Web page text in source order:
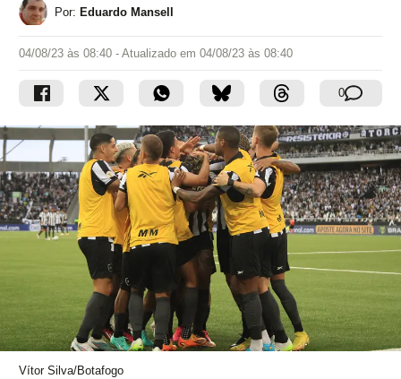
Por: Eduardo Mansell
04/08/23 às 08:40 - Atualizado em 04/08/23 às 08:40
0
Vítor Silva/Botafogo